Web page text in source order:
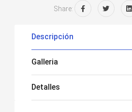
Share:
Descripción
Galleria
Detalles